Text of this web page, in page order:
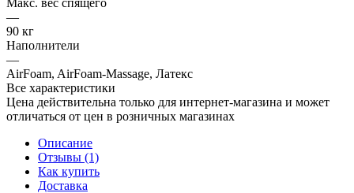
—
90 кг
Наполнители
—
AirFoam, AirFoam-Massage, Латекс
Все характеристики
Цена действительна только для интернет-магазина и может
отличаться от цен в розничных магазинах
Описание
Отзывы (1)
Как купить
Доставка